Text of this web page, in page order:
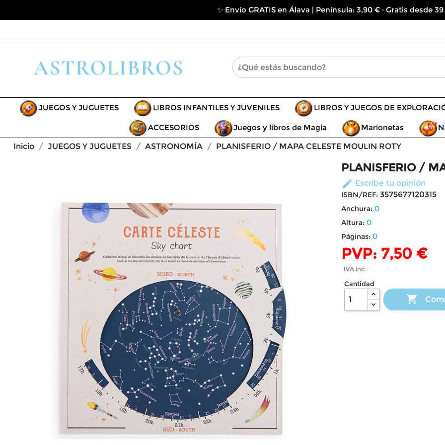
✨ Envío GRATIS en Álava | Península: 3,90 € · Gratis desde
JUEGOS Y JUGUETES LIBROS INFANTILES Y JUVENILES LIBROS Y JUEGOS DE
ACCESORIOS Juegos y libros de Magia Marionetas
Inicio
JUEGOS Y JUGUETES ASTRONOMÍA PLANISFERIO / MAPA CELESTE MOULIN ROTY
PLANISFERIO /
edit Escribe tu opinión
ISBN/REF: 3575677120315
Anchura: 0
Altura: 0
Páginas: 0
PVP: 7,50 €
IVA inc
Cantidad
